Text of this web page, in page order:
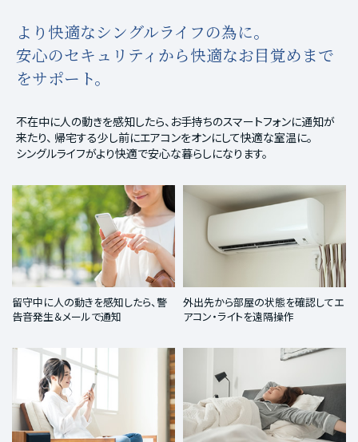
より快適なシングルライフの為に。
安心のセキュリティから快適なお目覚めまで
をサポート。
不在中に人の動きを感知したら、お手持ちのスマートフォンに通知が
来たり、 帰宅する少し前にエアコンをオンにして快適な室温に。
シングルライフがより快適で安心な暮らしになります。
留守中に人の動きを感知したら、警
告音発生＆メールで通知
外出先から部屋の状態を確認してエ
アコン・ライトを遠隔操作